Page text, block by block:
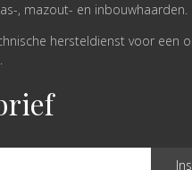
, mazout- en inbouwhaarden.
hersteldienst voor een